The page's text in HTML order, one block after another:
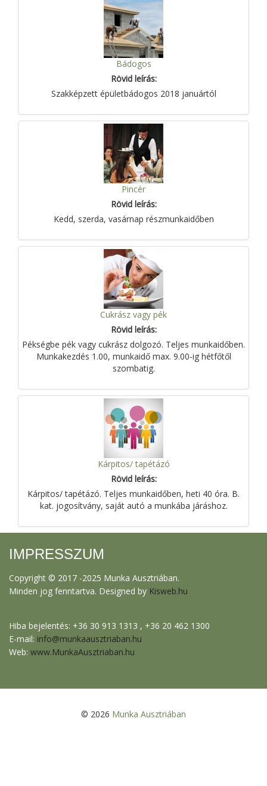
Bádogos
Rövid leírás:
Szakképzett épületbádogos 2018 januártól
Pincér
Rövid leírás:
Kedd, szerda, vasárnap részmunkaidőben
Cukrász vagy pék
Rövid leírás:
Pékségbe pék vagy cukrász dolgozó. Teljes munkaidőben.
Munkakezdés 1.00, munkaidő max. 9.00-ig hétfőtől
szombatig.
Kárpitos/ tapétázó
Rövid leírás:
Kárpitos/ tapétázó. Teljes munkaidőben, heti 40 óra. B.
kat. jogosítvány, saját autó a munkába járáshoz.
IMPRESSZUM
Copyright © 2017 -2025 Munka Ausztriában.
Minden jog fenntartva. Designed by Kisweb.hu
Hiba bejelentés: +36 30 913 1313 , +36 20 462 1300
E-mail: info@munkaausztriaban.hu
Web: www.MunkaAusztriaban.hu
© 2026 Munka Ausztriában